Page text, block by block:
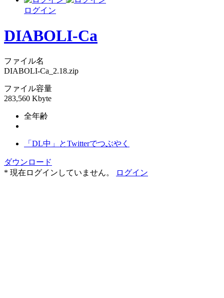
ログイン
DIABOLI-Ca
ファイル名
DIABOLI-Ca_2.18.zip
ファイル容量
283,560 Kbyte
全年齢
「DL中」とTwitterでつぶやく
ダウンロード
* 現在ログインしていません。
ログイン